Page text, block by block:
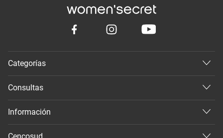
Categorías
Consultas
Información
Cencosud